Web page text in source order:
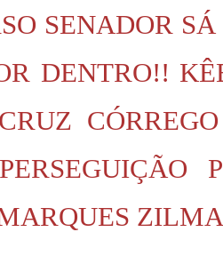
SENADOR SÁ
DENTRO!!
CRUZ CÓRREGO
PERSEGUIÇÃO